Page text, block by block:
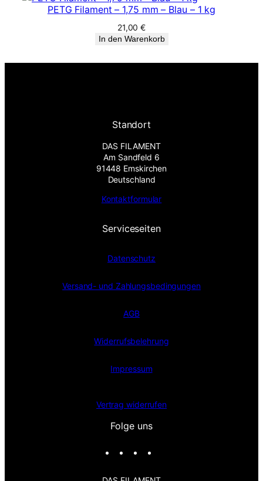
PETG Filament – 1,75 mm – Blau – 1 kg
21,00€
In den Warenkorb
Standort
DAS FILAMENT
Am Sandfeld 6
91448 Emskirchen
Deutschland
Kontaktformular
Serviceseiten
Datenschutz
Versand- und Zahlungsbedingungen
AGB
Widerrufsbelehrung
Impressum
Vertrag widerrufen
Folge uns